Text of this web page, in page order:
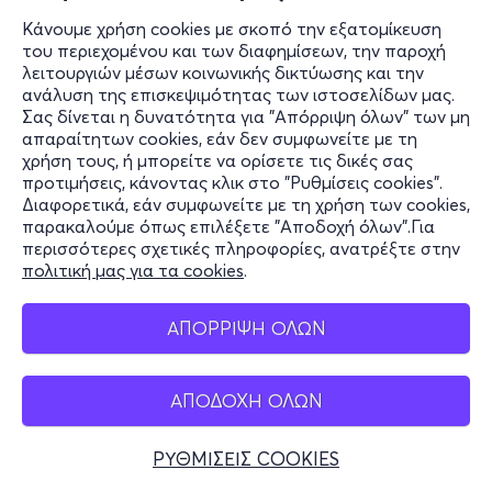
Κάνουμε χρήση cookies με σκοπό την εξατομίκευση
του περιεχομένου και των διαφημίσεων, την παροχή
λειτουργιών μέσων κοινωνικής δικτύωσης και την
ανάλυση της επισκεψιμότητας των ιστοσελίδων μας.
Σας δίνεται η δυνατότητα για "Απόρριψη όλων" των μη
απαραίτητων cookies, εάν δεν συμφωνείτε με τη
χρήση τους, ή μπορείτε να ορίσετε τις δικές σας
προτιμήσεις, κάνοντας κλικ στο "Ρυθμίσεις cookies".
Διαφορετικά, εάν συμφωνείτε με τη χρήση των cookies,
παρακαλούμε όπως επιλέξετε "Αποδοχή όλων".Για
περισσότερες σχετικές πληροφορίες, ανατρέξτε στην
πολιτική μας για τα cookies.
ΑΠΟΡΡΙΨΗ ΟΛΩΝ
ΑΠΟΔΟΧΗ ΟΛΩΝ
ΡΥΘΜΙΣΕΙΣ COOKIES
ΔΥΟ ΧΡΟΝΙΑ ΔΙΑΚΟΠΕΣ του ΙΟΥΛΙΟΥ ΒΕΡΝ
Λ. Συγγρού 143
Γυάλινο Μουσικό Θέατρο - Νέα Σμύρνη, Αττική
από 10€
Εισιτήρια
11:30
Λ. Συγγρού 143
από 10€